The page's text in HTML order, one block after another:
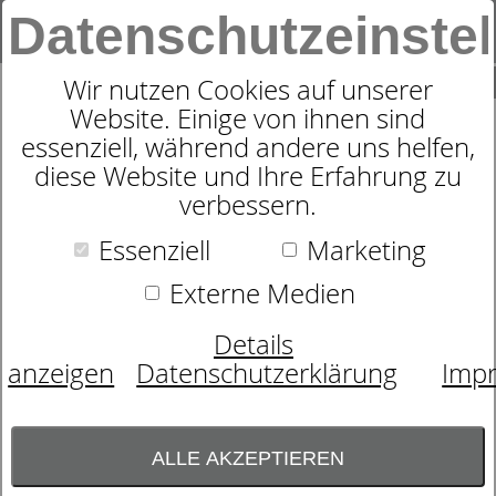
Wir nutzen Cookies auf unserer
Website. Einige von ihnen sind
essenziell, während andere uns helfen,
diese Website und Ihre Erfahrung zu
verbessern.
Essenziell
Marketing
Externe Medien
Details
anzeigen
Datenschutzerklärung
ALLE AKZEPTIEREN
SUCHE
0
SOFT-SEERSUCKER
BETTWÄSCHE BRENDA 3623